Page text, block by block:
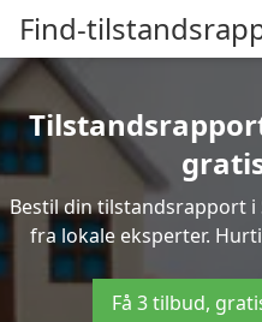
Find-
Bestil din tilstandsrapport
fra lokale eksperter.
Få 3 tilbud,